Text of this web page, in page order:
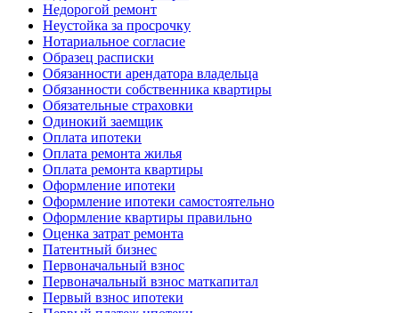
Недорогой ремонт
Неустойка за просрочку
Нотариальное согласие
Образец расписки
Обязанности арендатора владельца
Обязанности собственника квартиры
Обязательные страховки
Одинокий заемщик
Оплата ипотеки
Оплата ремонта жилья
Оплата ремонта квартиры
Оформление ипотеки
Оформление ипотеки самостоятельно
Оформление квартиры правильно
Оценка затрат ремонта
Патентный бизнес
Первоначальный взнос
Первоначальный взнос маткапитал
Первый взнос ипотеки